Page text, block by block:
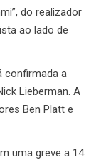
do realizador
ao lado de
confirmada a
Lieberman. A
Ben Platt e
uma greve a 14